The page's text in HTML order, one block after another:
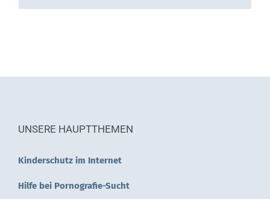
UNSERE HAUPTTHEMEN
Kinderschutz im Internet
Hilfe bei Pornografie-Sucht